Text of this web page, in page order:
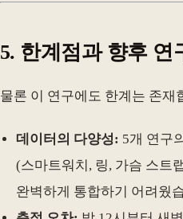
5. 한계점과 향후 연
물론 이 연구에도 한계는 존재
데이터의 다양성: 5개 연구
(스마트워치, 링, 가슴 스트
완벽하게 통합하기 어려웠